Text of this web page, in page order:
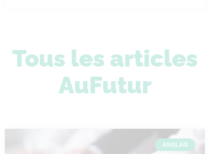
Tous les articles
AuFutur
ANGLAIS